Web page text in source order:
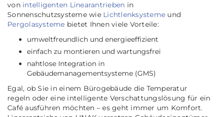
von intelligenten Linearantrieben in
Sonnenschutzsysteme wie Lichtlenksysteme und
Pergolasysteme bietet Ihnen viele Vorteile:
umweltfreundlich und energieeffizient
einfach zu montieren und wartungsfrei
nahtlose Integration in
Gebäudemanagementsysteme (GMS)
Egal, ob Sie in einem Bürogebäude die Temperatur
regeln oder eine intelligente Verschattungslösung für ein
Café ausführen möchten – es geht immer um Komfort.